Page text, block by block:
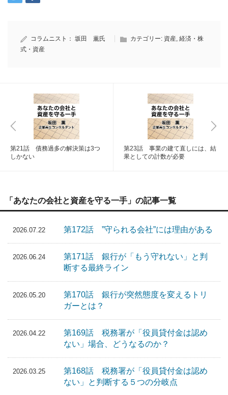
コラムニスト： 坂田 薫氏 カテゴリー: 資産, 経済・株
式・資産
第21話 債務過多の解決策は3つ
しかない
第23話 事業の建て直しには、結
果としての計数が必要
「あなたの会社と資産を守る一手」の記事一覧
2026.07.22 第172話 ”守られる会社”には理由がある
2026.06.24
第171話 銀行が「もう守れない」と判
断する最終ライン
2026.05.20
第170話 銀行が突然態度を変えるトリ
ガーとは？
2026.04.22
第169話 税務署が「役員貸付金は認め
ない」場合、どうなるのか？
2026.03.25
第168話 税務署が「役員貸付金は認め
ない」と判断する５つの分岐点